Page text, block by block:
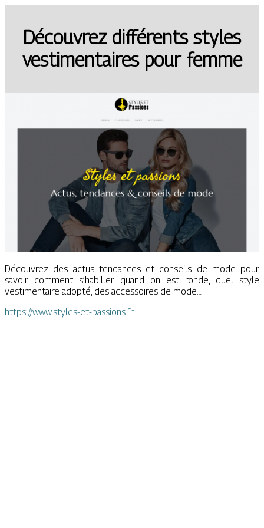
Découvrez différents styles
vestimentaires pour femme
Découvrez des actus tendances et conseils de mode pour
savoir comment s’habiller quand on est ronde, quel style
vestimentaire adopté, des accessoires de mode…
https://www.styles-et-passions.fr